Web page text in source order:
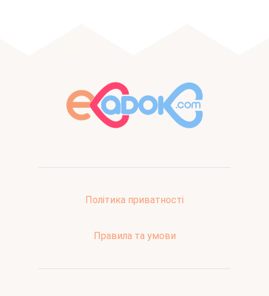
Політика приватності
Правила та умови